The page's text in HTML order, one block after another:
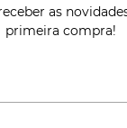
as
primeira compra!